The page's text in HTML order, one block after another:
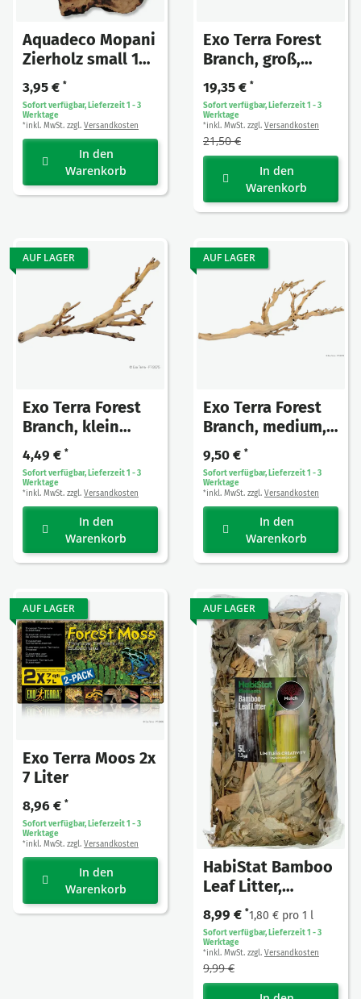
Aquadeco Mopani
Zierholz small 1
Stück
3,95 € *
Sofort verfügbar, Lieferzeit 1 - 3
Werktage
*inkl. MwSt. zzgl. Versandkosten
In den
Warenkorb
Exo Terra Forest
Branch, groß,
19,35 € *
Sofort verfügbar, Lieferzeit 1 - 3
Werktage
*inkl. MwSt. zzgl. Versandkosten
21,50 €
In den
Warenkorb
AUF LAGER
Exo Terra Forest
Branch, klein
30cm
4,49 € *
Sofort verfügbar, Lieferzeit 1 - 3
Werktage
*inkl. MwSt. zzgl. Versandkosten
In den
Warenkorb
AUF LAGER
Exo Terra Forest
Branch, medium,
9,50 € *
Sofort verfügbar, Lieferzeit 1 - 3
Werktage
*inkl. MwSt. zzgl. Versandkosten
In den
Warenkorb
AUF LAGER
Exo Terra Moos 2x
7 Liter
8,96 € *
Sofort verfügbar, Lieferzeit 1 - 3
Werktage
*inkl. MwSt. zzgl. Versandkosten
In den
Warenkorb
AUF LAGER
HabiStat Bamboo
Leaf Litter,
Laubstreu
Bambus 5L
8,99 € *1,80 € pro 1 l
Sofort verfügbar, Lieferzeit 1 - 3
Werktage
*inkl. MwSt. zzgl. Versandkosten
9,99 €